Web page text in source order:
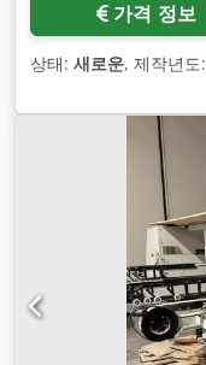
가격 정보
상태: 새로운, 제작년도: